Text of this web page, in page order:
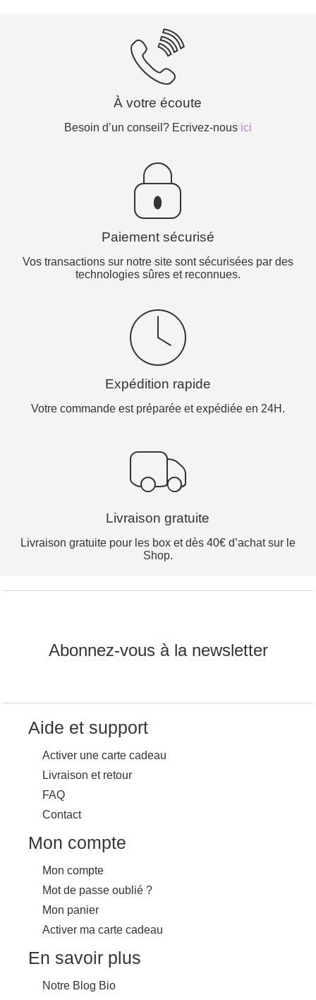
À votre écoute
Besoin d’un conseil? Ecrivez-nous ici
Paiement sécurisé
Vos transactions sur notre site sont sécurisées par des
technologies sûres et reconnues.
Expédition rapide
Votre commande est préparée et expédiée en 24H.
Livraison gratuite
Livraison gratuite pour les box et dès 40€ d’achat sur le
Shop.
Abonnez-vous à la newsletter
Aide et support
Activer une carte cadeau
Livraison et retour
FAQ
Contact
Mon compte
Mon compte
Mot de passe oublié ?
Mon panier
Activer ma carte cadeau
En savoir plus
Notre Blog Bio